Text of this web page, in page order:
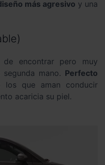
más agresivo y una
encontrar pero muy
mano. Perfecto
los que aman conducir
acaricia su piel.